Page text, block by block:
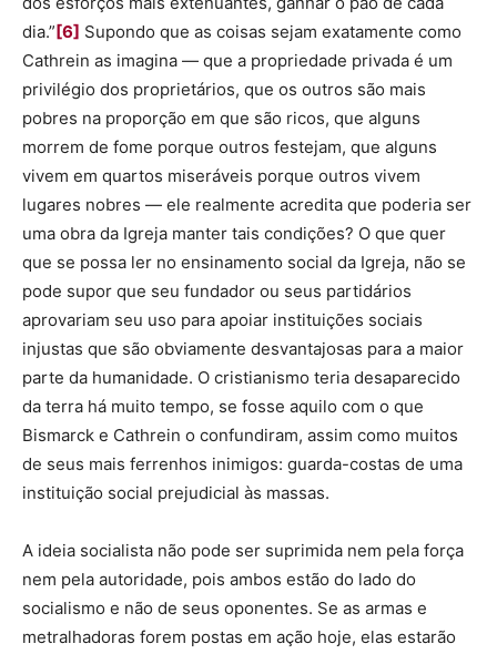
dia.”[6] Supondo que as coisas sejam exatamente como
Cathrein as imagina — que a propriedade privada é um
privilégio dos proprietários, que os outros são mais
pobres na proporção em que são ricos, que alguns
morrem de fome porque outros festejam, que alguns
vivem em quartos miseráveis porque outros vivem
lugares nobres — ele realmente acredita que poderia ser
uma obra da Igreja manter tais condições? O que quer
que se possa ler no ensinamento social da Igreja, não se
pode supor que seu fundador ou seus partidários
aprovariam seu uso para apoiar instituições sociais
injustas que são obviamente desvantajosas para a maior
parte da humanidade. O cristianismo teria desaparecido
da terra há muito tempo, se fosse aquilo com o que
Bismarck e Cathrein o confundiram, assim como muitos
de seus mais ferrenhos inimigos: guarda-costas de uma
instituição social prejudicial às massas.
A ideia socialista não pode ser suprimida nem pela força
nem pela autoridade, pois ambos estão do lado do
socialismo e não de seus oponentes. Se as armas e
metralhadoras forem postas em ação hoje, elas estarão